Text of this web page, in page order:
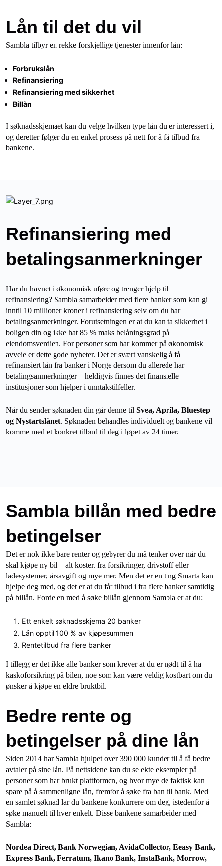
Lån til det du vil
Sambla tilbyr en rekke forskjellige tjenester innenfor lån:
Forbrukslån
Refinansiering
Refinansiering med sikkerhet
Billån
I søknadsskjemaet kan du velge hvilken type lån du er interessert i,
og deretter følger du en enkel prosess på nett for å få tilbud fra
bankene.
Refinansiering med
betalingsanmerkninger
Har du havnet i økonomisk uføre og trenger hjelp til
refinansiering? Sambla samarbeider med flere banker som kan gi
inntil 10 millioner kroner i refinansiering selv om du har
betalingsanmerkninger. Forutsetningen er at du kan ta sikkerhet i
boligen din og ikke hat 85 % maks belåningsgrad på
eiendomsverdien. For personer som har kommer på økonomisk
avveie er dette gode nyheter. Det er svært vanskelig å få
refinansiert lån fra banker i Norge dersom du allerede har
betalingsanmerkninger – heldigvis finnes det finansielle
institusjoner som hjelper i unntakstilfeller.
Når du sender søknaden din går denne til Svea, Aprila, Bluestep
og Nystartslånet. Søknaden behandles individuelt og bankene vil
komme med et konkret tilbud til deg i løpet av 24 timer.
Sambla billån med bedre
betingelser
Det er nok ikke bare renter og gebyrer du må tenker over når du
skal kjøpe ny bil – alt koster. fra forsikringer, drivstoff eller
ladesystemer, årsavgift og mye mer. Men det er en ting Smarta kan
hjelpe deg med, og det er at du får tilbud i fra flere banker samtidig
på billån. Fordelen med å søke billån gjennom Sambla er at du:
Ett enkelt søknadsskjema 20 banker
Lån opptil 100 % av kjøpesummen
Rentetilbud fra flere banker
I tillegg er det ikke alle banker som krever at du er nødt til å ha
kaskoforsikring på bilen, noe som kan være veldig kostbart om du
ønsker å kjøpe en eldre bruktbil.
Bedre rente og
betingelser på dine lån
Siden 2014 har Sambla hjulpet over 390 000 kunder til å få bedre
avtaler på sine lån. På nettsidene kan du se ekte eksempler på
personer som har brukt plattformen, og hvor mye de faktisk kan
spare på å sammenligne lån, fremfor å søke fra ban til bank. Med
en samlet søknad lar du bankene konkurrere om deg, istedenfor å
søke manuelt til hver enkelt. Disse bankene samarbeider med
Sambla:
Nordea Direct, Bank Norwegian, AvidaCollector, Eeasy Bank,
Express Bank, Ferratum, Ikano Bank, InstaBank, Morrow,